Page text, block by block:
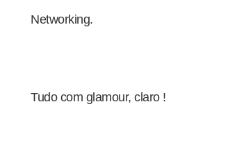
Networking.
Tudo com glamour, claro !